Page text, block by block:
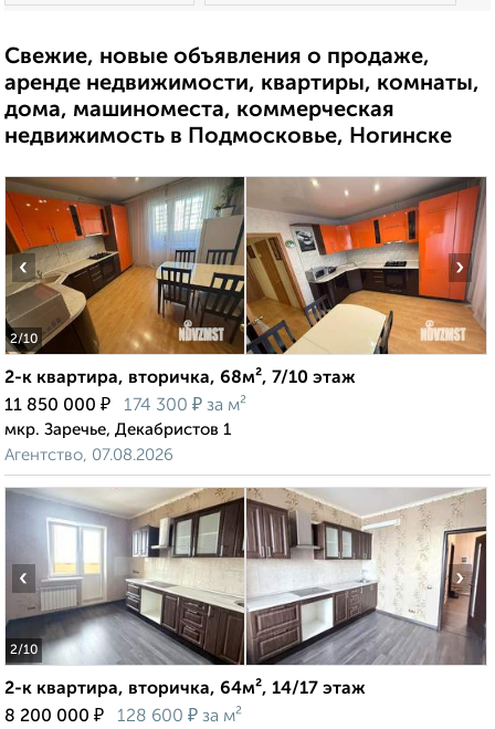
Свежие, новые объявления о продаже,
аренде недвижимости, квартиры, комнаты,
дома, машиноместа, коммерческая
недвижимость в Подмосковье, Ногинске
2/10
‹ ›
2-к квартира, вторичка, 68м², 7/10 этаж
11 850 000 ₽ 174 300 ₽ за м²
мкр. Заречье, Декабристов 1
Агентство, 07.08.2026
2/10
‹ ›
2-к квартира, вторичка, 64м², 14/17 этаж
8 200 000 ₽ 128 600 ₽ за м²